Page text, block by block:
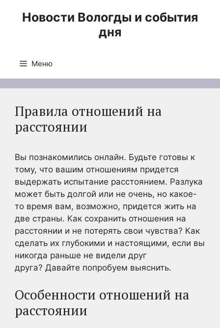
Новости Вологды и события
дня
Меню
Правила отношений на
расстоянии
Вы познакомились онлайн. Будьте готовы к
тому, что вашим отношениям придется
выдержать испытание расстоянием. Разлука
может быть долгой или не очень, но какое-
то время вам, возможно, придется жить на
две страны. Как сохранить отношения на
расстоянии и не потерять свои чувства? Как
сделать их глубокими и настоящими, если вы
никогда раньше не видели друг
друга? Давайте попробуем выяснить.
Особенности отношений на
расстоянии